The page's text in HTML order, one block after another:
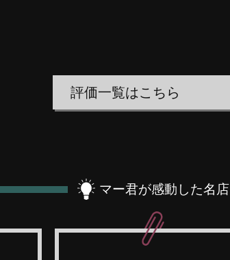
評価一覧はこちら
マー君が感動した名店